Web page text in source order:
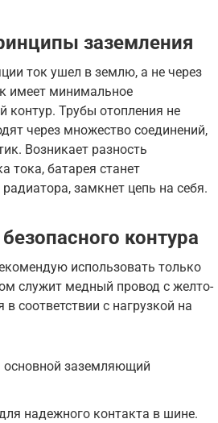
заземления
ток ушел в землю, а не через
имеет минимальное
контур. Трубы отопления не
через множество соединений,
Возникает разность
тока, батарея станет
замкнет цепь на себя.
контура
использовать только
служит медный провод с желто-
соответствии с нагрузкой на
основной заземляющий
надежного контакта в шине.